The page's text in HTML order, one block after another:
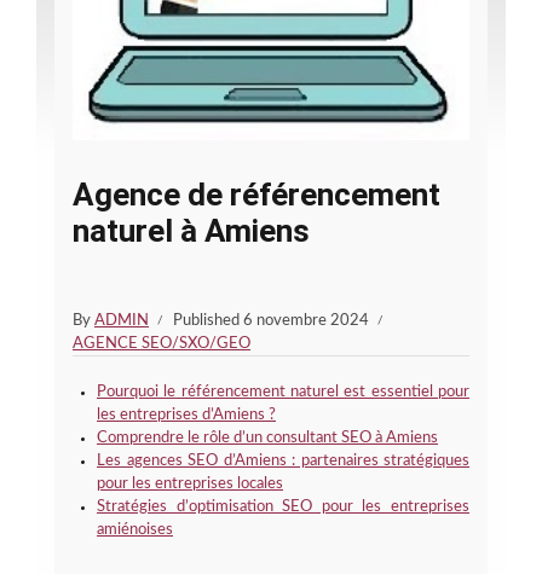
Agence de référencement
naturel à Amiens
By ADMIN Published 6 novembre 2024
AGENCE SEO/SXO/GEO
Pourquoi le référencement naturel est essentiel pour
les entreprises d’Amiens ?
Comprendre le rôle d’un consultant SEO à Amiens
Les agences SEO d’Amiens : partenaires stratégiques
pour les entreprises locales
Stratégies d’optimisation SEO pour les entreprises
amiénoises